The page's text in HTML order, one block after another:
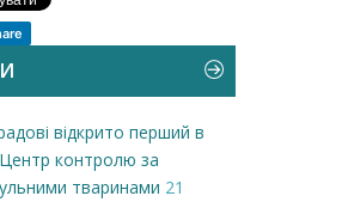
відкрито перший в
контролю за
тваринами 21